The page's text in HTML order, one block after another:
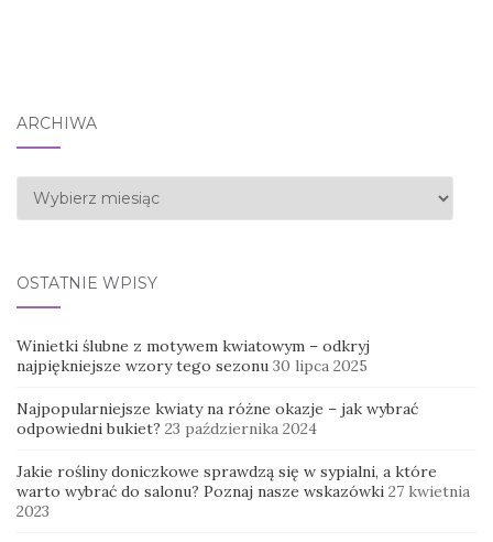
ARCHIWA
Archiwa
OSTATNIE WPISY
Winietki ślubne z motywem kwiatowym – odkryj
najpiękniejsze wzory tego sezonu 30 lipca 2025
Najpopularniejsze kwiaty na różne okazje – jak wybrać
odpowiedni bukiet? 23 października 2024
Jakie rośliny doniczkowe sprawdzą się w sypialni, a które
warto wybrać do salonu? Poznaj nasze wskazówki 27 kwietnia
2023